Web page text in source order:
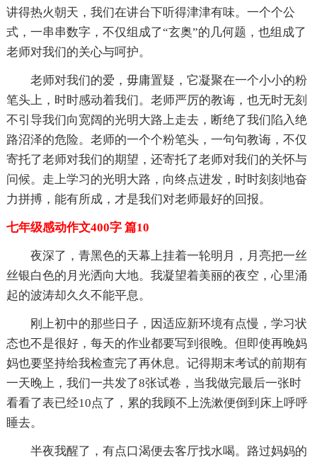
讲得热火朝天，我们在讲台下听得津津有味。一个个公
式，一串串数字，不仅组成了“玄奥”的几何题，也组成了
老师对我们的关心与呵护。
老师对我们的爱，毋庸置疑，它凝聚在一个小小的粉
笔头上，时时感动着我们。老师严厉的教诲，也无时无刻
不引导我们向宽阔的光明大路上走去，断绝了我们陷入绝
路沼泽的危险。老师的一个个粉笔头，一句句教诲，不仅
寄托了老师对我们的期望，还寄托了老师对我们的关怀与
问候。走上学习的光明大路，向终点进发，时时刻刻地奋
力拼搏，能有所成，才是我们对老师最好的回报。
七年级感动作文400字 篇10
夜深了，青黑色的天幕上挂着一轮明月，月亮把一丝
丝银白色的月光洒向大地。我凝望着美丽的夜空，心里涌
起的波涛却久久不能平息。
刚上初中的那些日子，因适应新环境有点慢，学习状
态也不是很好，每天的作业都要写到很晚。但即使再晚妈
妈也要坚持给我检查完了再休息。记得期末考试的前期有
一天晚上，我们一共发了8张试卷，当我做完最后一张时
看看了表已经10点了，累的我顾不上洗漱便倒到床上呼呼
睡去。
半夜我醒了，有点口渴便去客厅找水喝。路过妈妈的